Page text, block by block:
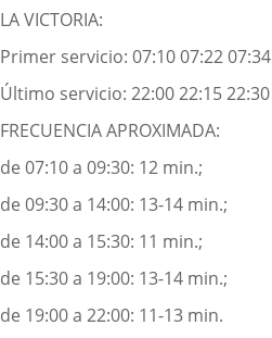
LA VICTORIA:
Primer servicio: 07:10 07:22 07:34
Último servicio: 22:00 22:15 22:30
FRECUENCIA APROXIMADA:
de 07:10 a 09:30: 12 min.;
de 09:30 a 14:00: 13-14 min.;
de 14:00 a 15:30: 11 min.;
de 15:30 a 19:00: 13-14 min.;
de 19:00 a 22:00: 11-13 min.